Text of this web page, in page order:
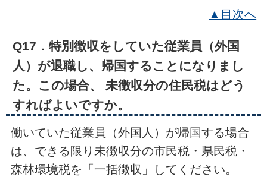
▲目次へ
Q17．特別徴収をしていた従業員（外国
人）が退職し、帰国することになりまし
た。この場合、 未徴収分の住民税はどう
すればよいですか。
働いていた従業員（外国人）が帰国する場合
は、できる限り未徴収分の市民税・県民税・
森林環境税を「一括徴収」してください。